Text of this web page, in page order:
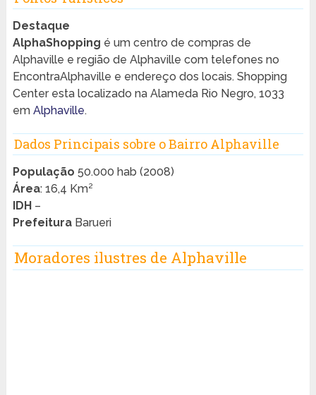
Destaque
AlphaShopping é um centro de compras de
Alphaville e região de Alphaville com telefones no
EncontraAlphaville e endereço dos locais. Shopping
Center esta localizado na Alameda Rio Negro, 1033
em Alphaville.
Dados Principais sobre o Bairro Alphaville
População 50.000 hab (2008)
Área: 16,4 Km²
IDH–
PrefeituraBarueri
Moradores ilustres de Alphaville